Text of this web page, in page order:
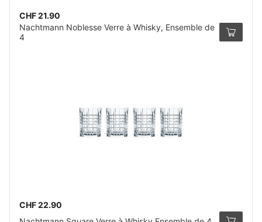
CHF 21.90
Nachtmann Noblesse Verre à Whisky, Ensemble de
4
CHF 22.90